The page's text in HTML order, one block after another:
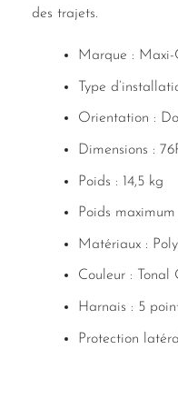
des trajets.
Marque : Maxi-
Type
Orientation :
Dimensions :
Poids : 14,5 kg
Poids
Matériaux :
Couleur : Tonal
Harnais : 5
Protection